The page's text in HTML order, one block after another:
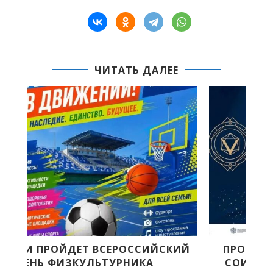
ЧИТАТЬ ДАЛЕЕ
ПРОДОЛЖАЕТСЯ ПРИЕМ ЗАЯВОК НА
СОИСКАНИЕ VII ВСЕРОССИЙСКОЙ...